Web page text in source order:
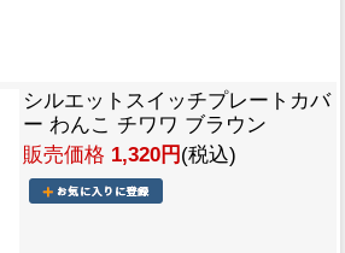
シルエットスイッチプレートカバ
ー わんこ チワワ ブラウン
販売価格 1,320円 (税込)